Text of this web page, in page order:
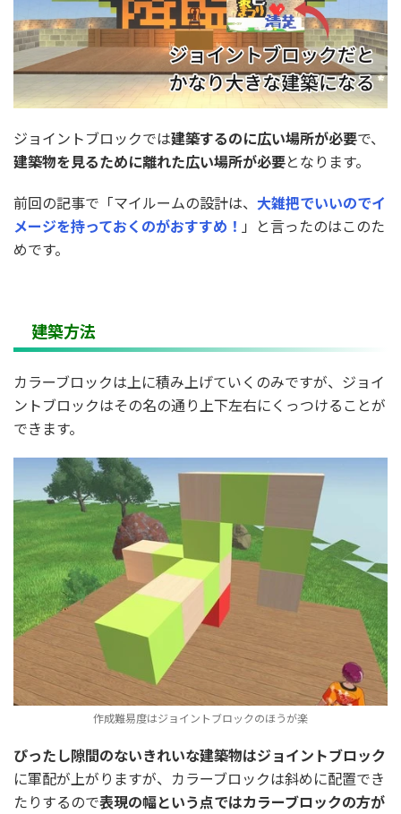
ジョイントブロックでは建築するのに広い場所が必要で、
建築物を見るために離れた広い場所が必要となります。
前回の記事で「マイルームの設計は、 大雑把でいいのでイ
メージを持っておくのがおすすめ！ 」と言ったのはこのた
めです。
建築方法
カラーブロックは上に積み上げていくのみですが、ジョイ
ントブロックはその名の通り上下左右にくっつけることが
できます。
作成難易度はジョイントブロックのほうが楽
ぴったし隙間のないきれいな建築物はジョイントブロック
に軍配が上がりますが、カラーブロックは斜めに配置でき
たりするので表現の幅という点ではカラーブロックの方が